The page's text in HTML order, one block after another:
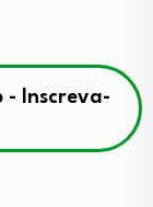
- Inscreva-